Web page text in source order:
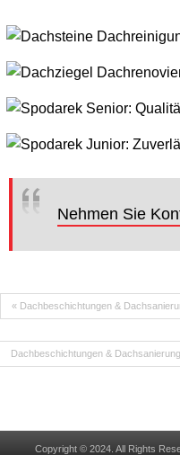
Nehmen Sie
« Dachbeschichtungen &
Dachbeschichtungen &
Copyright © 2024. All Rights